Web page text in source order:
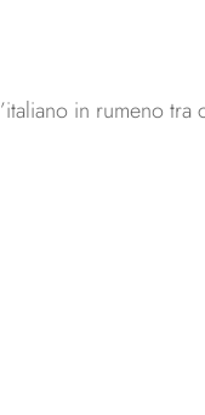
in rumeno tra